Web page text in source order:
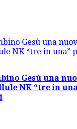
Gesù una
NK “tre in